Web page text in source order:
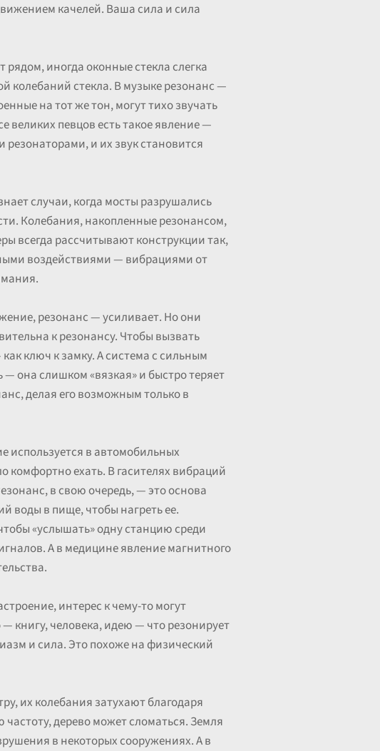
качелей. Ваша сила и сила
иногда оконные стекла слегка
колебаний стекла. В музыке резонанс —
на тот же тон, могут тихо звучать
великих певцов есть такое явление —
и их звук становится
случаи, когда мосты разрушались
Колебания, накопленные резонансом,
всегда рассчитывают конструкции так,
воздействиями — вибрациями от
резонанс — усиливает. Но они
к резонансу. Чтобы вызвать
ключ к замку. А система с сильным
она слишком «вязкая» и быстро теряет
делая его возможным только в
используется в автомобильных
комфортно ехать. В гасителях вибраций
в свою очередь, — это основа
воды в пище, чтобы нагреть ее.
«услышать» одну станцию среди
А в медицине явление магнитного
интерес к чему-то могут
книгу, человека, идею — что резонирует
и сила. Это похоже на физический
их колебания затухают благодаря
дерево может сломаться. Земля
в некоторых сооружениях. А в